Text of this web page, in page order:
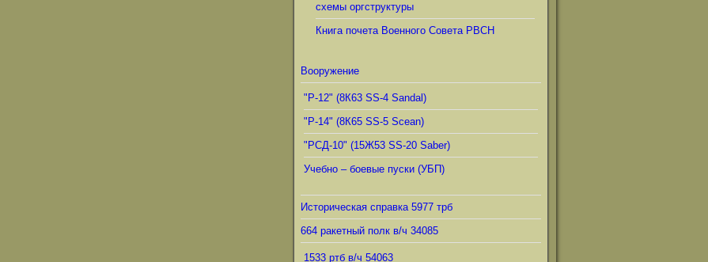
схемы оргструктуры
Книга почета Военного Совета РВСН
Вооружение
"Р-12" (8К63 SS-4 Sandal)
"Р-14" (8К65 SS-5 Scean)
"РСД-10" (15Ж53 SS-20 Saber)
Учебно – боевые пуски (УБП)
Историческая справка 5977 трб
664 ракетный полк в/ч 34085
1533 ртб в/ч 54063